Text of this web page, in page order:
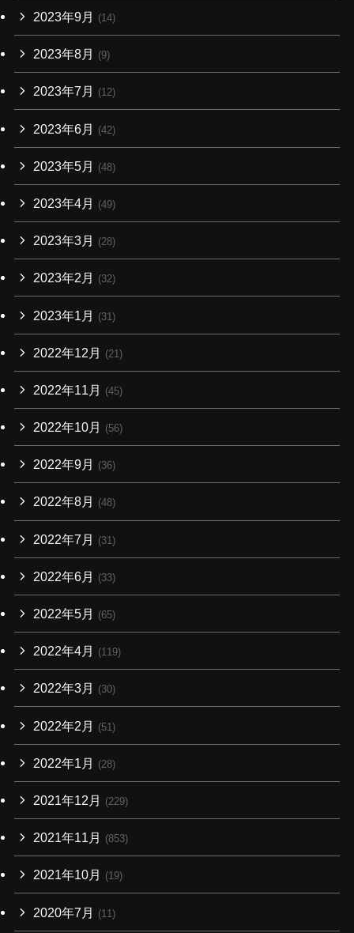
2023年9月 (14)
2023年8月 (9)
2023年7月 (12)
2023年6月 (42)
2023年5月 (48)
2023年4月 (49)
2023年3月 (28)
2023年2月 (32)
2023年1月 (31)
2022年12月 (21)
2022年11月 (45)
2022年10月 (56)
2022年9月 (36)
2022年8月 (48)
2022年7月 (31)
2022年6月 (33)
2022年5月 (65)
2022年4月 (119)
2022年3月 (30)
2022年2月 (51)
2022年1月 (28)
2021年12月 (229)
2021年11月 (853)
2021年10月 (19)
2020年7月 (11)